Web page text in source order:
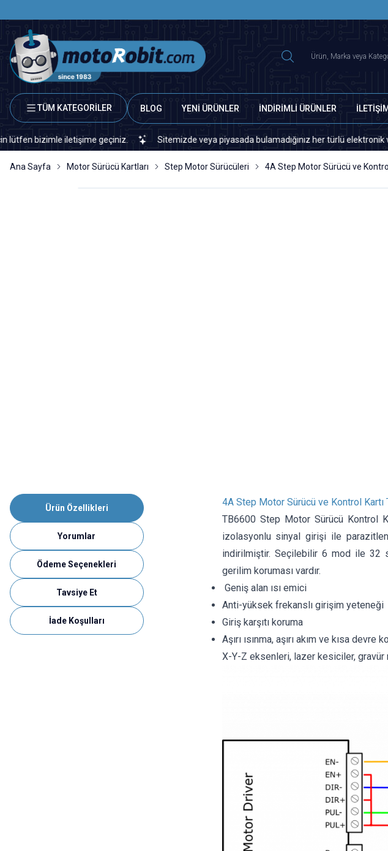
TÜM KATEGORİLER BLOG YENİ ÜRÜNLER İNDİRİMLİ ÜRÜNLER İLETİŞİM
iletişime geçiniz. Sitemizde veya piyasada bulamadığınız her türlü elektronik ve
Ana Sayfa Motor Sürücü Kartları Step Motor Sürücüleri 4A Step Motor Sürücü ve
Ürün Özellikleri
Yorumlar
Ödeme Seçenekleri
Tavsiye Et
İade Koşulları
4A Step Motor Sürücü ve Kontrol Kartı
TB6600 Step Motor Sürücü Kontrol
izolasyonlu sinyal girişi ile
indirilmiştir. Seçilebilir 6 mod ile 32
gerilim koruması vardır.
Geniş alan ısı emici
Anti-yüksek frekanslı girişim yeteneği
Giriş karşıtı koruma
Aşırı ısınma, aşırı akım ve kısa devre
X-Y-Z eksenleri, lazer kesiciler, gravür